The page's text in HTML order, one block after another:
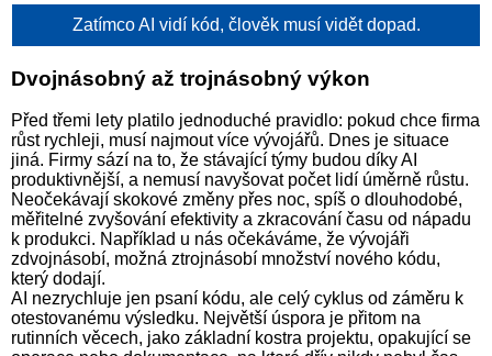
Zatímco AI vidí kód, člověk musí vidět dopad.
Dvojnásobný až trojnásobný výkon
Před třemi lety platilo jednoduché pravidlo: pokud chce firma
růst rychleji, musí najmout více vývojářů. Dnes je situace
jiná. Firmy sází na to, že stávající týmy budou díky AI
produktivnější, a nemusí navyšovat počet lidí úměrně růstu.
Neočekávají skokové změny přes noc, spíš o dlouhodobé,
měřitelné zvyšování efektivity a zkracování času od nápadu
k produkci. Například u nás očekáváme, že vývojáři
zdvojnásobí, možná ztrojnásobí množství nového kódu,
který dodají.
AI nezrychluje jen psaní kódu, ale celý cyklus od záměru k
otestovanému výsledku. Největší úspora je přitom na
rutinních věcech, jako základní kostra projektu, opakující se